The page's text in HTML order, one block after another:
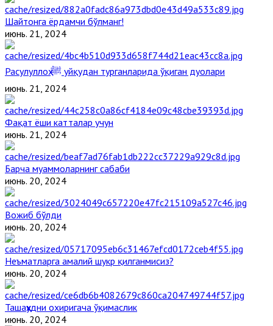
Шайтонга ёрдамчи бўлманг!
июнь. 21, 2024
Расулуллоҳ ﷺ уйқудан турганларида ўқиган дуолари
июнь. 21, 2024
Фақат ёши катталар учун
июнь. 21, 2024
Барча муаммоларнинг сабаби
июнь. 20, 2024
Вожиб бўлди
июнь. 20, 2024
Неъматларга амалий шукр қилганмисиз?
июнь. 20, 2024
Ташаҳҳудни охиригача ўқимаслик
июнь. 20, 2024